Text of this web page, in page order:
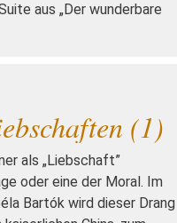
aus „Der wunderbare
(1)
als „Liebschaft”
oder eine der Moral. Im
Bartók wird dieser Drang